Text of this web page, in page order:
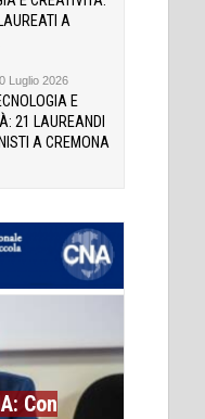
A
Luglio 2026
E
21 LAUREANDI
A CREMONA
Con